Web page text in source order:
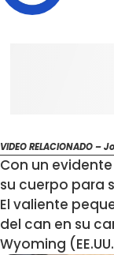
VIDEO RELACIONADO
Con un
su cuerpo para
El valiente
del can en su
Wyoming